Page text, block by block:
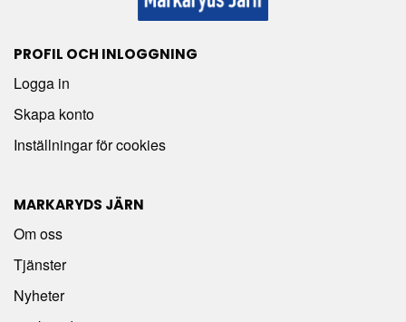
PROFIL OCH INLOGGNING
Logga in
Skapa konto
Inställningar för cookies
MARKARYDS JÄRN
Om oss
Tjänster
Nyheter